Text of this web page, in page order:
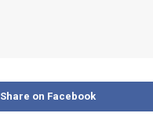
Share on Facebook